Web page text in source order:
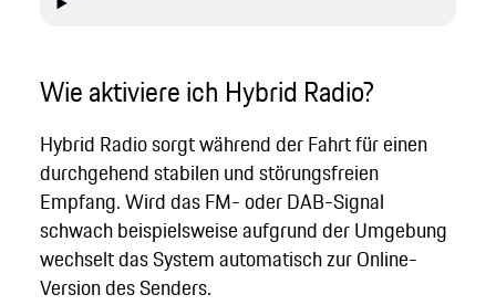
Wie aktiviere ich Hybrid Radio?
Hybrid Radio sorgt während der Fahrt für einen
durchgehend stabilen und störungsfreien
Empfang. Wird das FM- oder DAB-Signal
schwach beispielsweise aufgrund der Umgebung
wechselt das System automatisch zur Online-
Version des Senders.